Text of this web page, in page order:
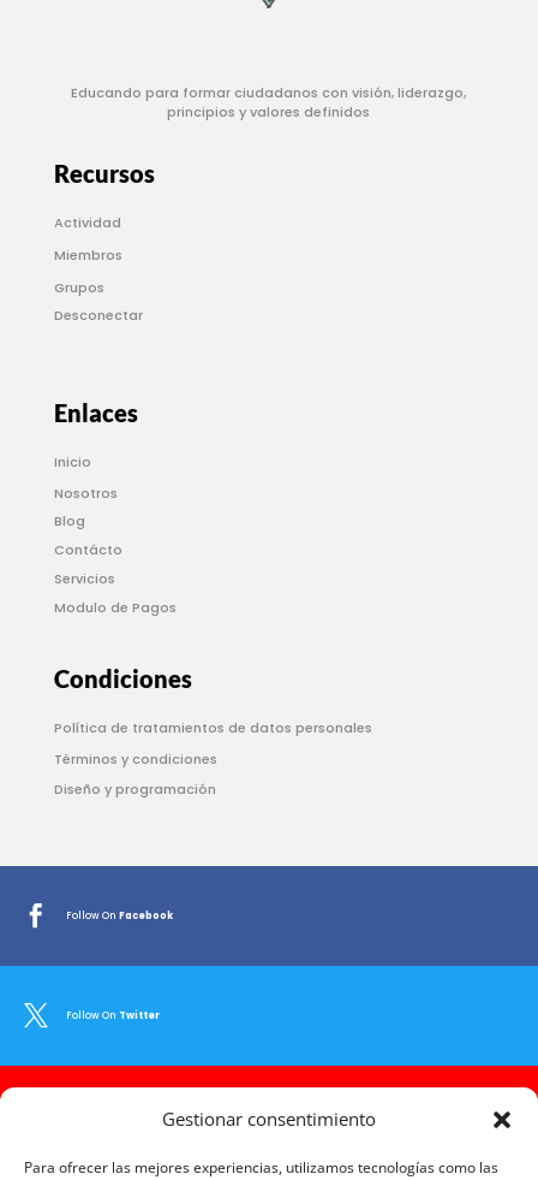
Gestionar consentimiento
Para ofrecer las mejores experiencias, utilizamos tecnologías como las
Educando para formar ciudadanos con visión, liderazgo,
principios y valores definidos
Recursos
Actividad
Miembros
Grupos
Desconectar
Enlaces
Inicio
Nosotros
Blog
Contácto
Servicios
Modulo de Pagos
Condiciones
Política de tratamientos de datos personales
Términos y condiciones
Diseño y programación
 Follow On Facebook
 Follow On Twitter
Youtube